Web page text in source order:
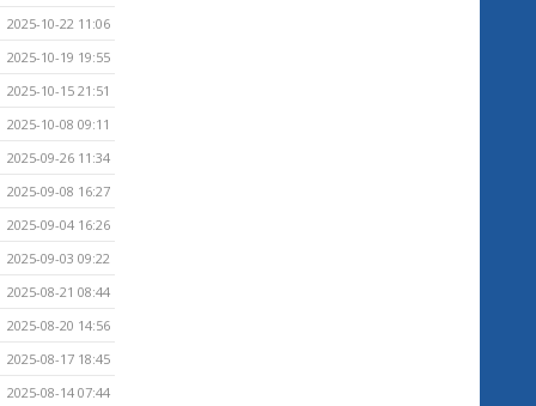
2025-10-22 11:06
2025-10-19 19:55
2025-10-15 21:51
2025-10-08 09:11
2025-09-26 11:34
2025-09-08 16:27
2025-09-04 16:26
2025-09-03 09:22
2025-08-21 08:44
2025-08-20 14:56
2025-08-17 18:45
2025-08-14 07:44